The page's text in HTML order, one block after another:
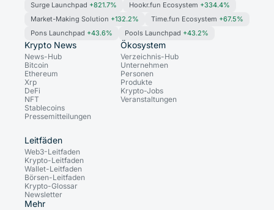
Surge Launchpad +821.7% Hookr.fun Ecosystem +334.4%
Market-Making Solution +132.2% Time.fun Ecosystem +67.5%
Pons Launchpad +43.6% Pools Launchpad +43.2%
Krypto News
News-Hub
Bitcoin
Ethereum
Xrp
DeFi
NFT
Stablecoins
Pressemitteilungen
Ökosystem
Verzeichnis-Hub
Unternehmen
Personen
Produkte
Krypto-Jobs
Veranstaltungen
Leitfäden
Web3-Leitfaden
Krypto-Leitfaden
Wallet-Leitfaden
Börsen-Leitfaden
Krypto-Glossar
Newsletter
Mehr